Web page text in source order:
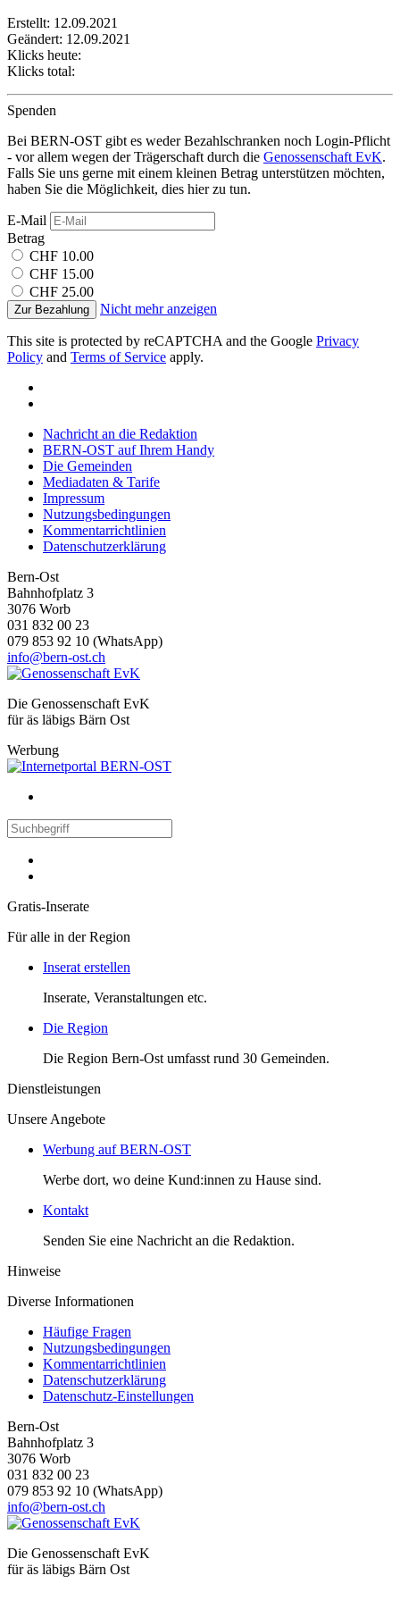
Ihrer Nutzung der Dienste gesammelt haben.
Erstellt: 12.09.2021
Geändert: 12.09.2021
Klicks heute:
Klicks total:
Spenden
Bei BERN-OST gibt es weder Bezahlschranken noch Login-Pflicht
- vor allem wegen der Trägerschaft durch die Genossenschaft EvK.
Falls Sie uns gerne mit einem kleinen Betrag unterstützen möchten,
haben Sie die Möglichkeit, dies hier zu tun.
E-Mail
Betrag
CHF 10.00
CHF 15.00
CHF 25.00
Zur Bezahlung Nicht mehr anzeigen
This site is protected by reCAPTCHA and the Google Privacy
Policy and Terms of Service apply.
Nachricht an die Redaktion
BERN-OST auf Ihrem Handy
Die Gemeinden
Mediadaten & Tarife
Impressum
Nutzungsbedingungen
Kommentarrichtlinien
Datenschutzerklärung
Bern-Ost
Bahnhofplatz 3
3076 Worb
031 832 00 23
079 853 92 10 (WhatsApp)
info@bern-ost.ch
Die Genossenschaft EvK
für äs läbigs Bärn Ost
Werbung
Gratis-Inserate
Für alle in der Region
Inserat erstellen
Inserate, Veranstaltungen etc.
Die Region
Die Region Bern-Ost umfasst rund 30 Gemeinden.
Dienstleistungen
Unsere Angebote
Werbung auf BERN-OST
Werbe dort, wo deine Kund:innen zu Hause sind.
Kontakt
Senden Sie eine Nachricht an die Redaktion.
Hinweise
Diverse Informationen
Häufige Fragen
Nutzungsbedingungen
Kommentarrichtlinien
Datenschutzerklärung
Datenschutz-Einstellungen
Bern-Ost
Bahnhofplatz 3
3076 Worb
031 832 00 23
079 853 92 10 (WhatsApp)
info@bern-ost.ch
Die Genossenschaft EvK
für äs läbigs Bärn Ost